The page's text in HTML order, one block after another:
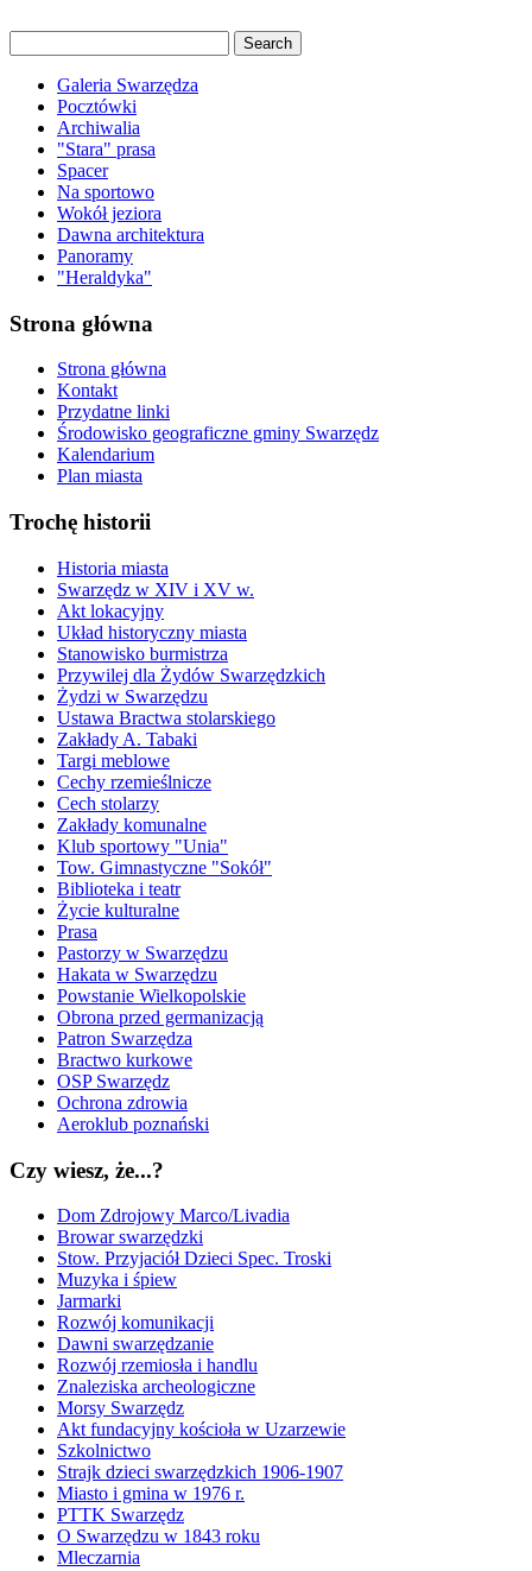
Galeria Swarzędza
Pocztówki
Archiwalia
"Stara" prasa
Spacer
Na sportowo
Wokół jeziora
Dawna architektura
Panoramy
"Heraldyka"
Strona główna
Strona główna
Kontakt
Przydatne linki
Środowisko geograficzne gminy Swarzędz
Kalendarium
Plan miasta
Trochę historii
Historia miasta
Swarzędz w XIV i XV w.
Akt lokacyjny
Układ historyczny miasta
Stanowisko burmistrza
Przywilej dla Żydów Swarzędzkich
Żydzi w Swarzędzu
Ustawa Bractwa stolarskiego
Zakłady A. Tabaki
Targi meblowe
Cechy rzemieślnicze
Cech stolarzy
Zakłady komunalne
Klub sportowy "Unia"
Tow. Gimnastyczne "Sokół"
Biblioteka i teatr
Życie kulturalne
Prasa
Pastorzy w Swarzędzu
Hakata w Swarzędzu
Powstanie Wielkopolskie
Obrona przed germanizacją
Patron Swarzędza
Bractwo kurkowe
OSP Swarzędz
Ochrona zdrowia
Aeroklub poznański
Czy wiesz, że...?
Dom Zdrojowy Marco/Livadia
Browar swarzędzki
Stow. Przyjaciół Dzieci Spec. Troski
Muzyka i śpiew
Jarmarki
Rozwój komunikacji
Dawni swarzędzanie
Rozwój rzemiosła i handlu
Znaleziska archeologiczne
Morsy Swarzędz
Akt fundacyjny kościoła w Uzarzewie
Szkolnictwo
Strajk dzieci swarzędzkich 1906-1907
Miasto i gmina w 1976 r.
PTTK Swarzędz
O Swarzędzu w 1843 roku
Mleczarnia